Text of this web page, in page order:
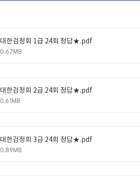
대한검정회 1급 24회 정답★.pdf
0.67MB
대한검정회 2급 24회 정답★.pdf
0.61MB
대한검정회 3급 24회 정답★.pdf
0.89MB